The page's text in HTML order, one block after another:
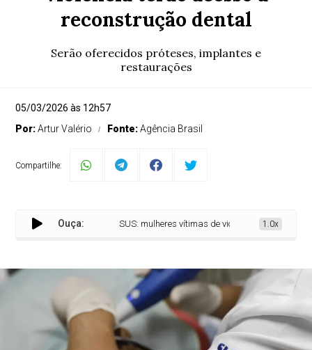
reconstrução dental
Serão oferecidos próteses, implantes e
restaurações
05/03/2026 às 12h57
Por:Artur Valério Fonte:Agência Brasil
Compartilhe:
Ouça: SUS: mulheres vítimas de violência terão acesso a
1.0x